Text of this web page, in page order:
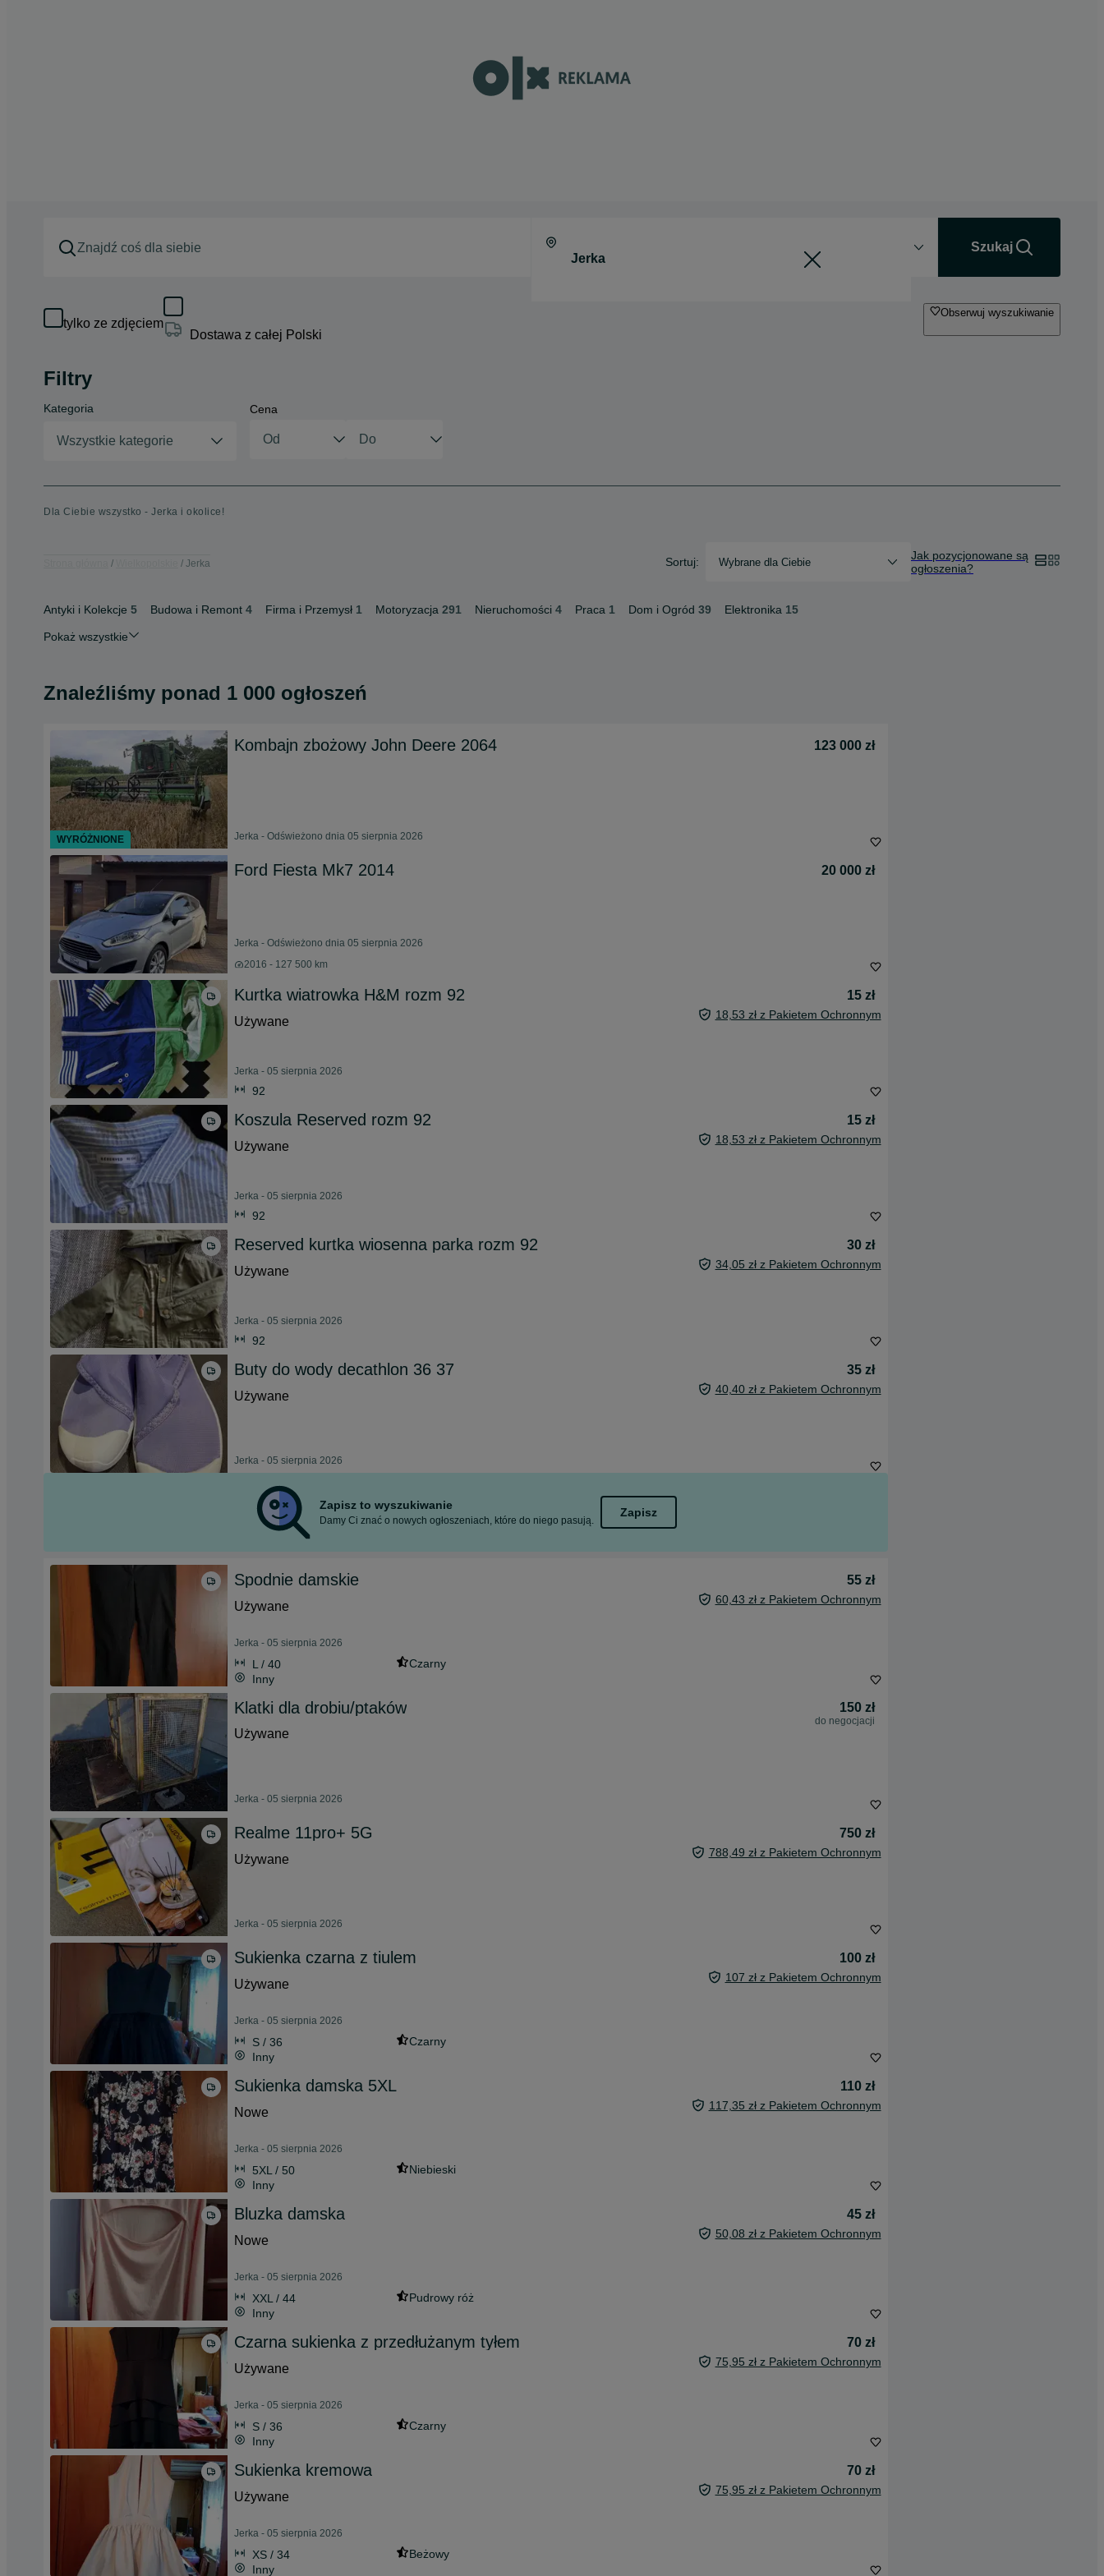
Szukaj
tylko ze zdjęciem
Dostawa z całej Polski
Obserwuj wyszukiwanie
Filtry
Kategoria
Wszystkie kategorie
Cena
Dla Ciebie wszystko - Jerka i okolice!
Jerka Sortuj: Wybrane dla Ciebie
Jak pozycjonowane są
ogłoszenia?
Antyki i Kolekcje 5 Budowa i Remont 4 Firma i Przemysł 1 Motoryzacja 291 Nieruchomości 4 Praca 1 Dom i Ogród 39 Elektronika 15
Pokaż wszystkie
Znaleźliśmy ponad 1 000 ogłoszeń
Kombajn zbożowy John Deere 2064 123 000 zł
Jerka - Odświeżono dnia 05 sierpnia 2026
Ford Fiesta Mk7 2014 20 000 zł
Jerka - Odświeżono dnia 05 sierpnia 2026
2016 - 127 500 km
Kurtka wiatrowka H&M rozm 92
15 zł
Używane
18,53 zł z Pakietem Ochronnym
Jerka - 05 sierpnia 2026
92
Koszula Reserved rozm 92
15 zł
Używane
18,53 zł z Pakietem Ochronnym
Jerka - 05 sierpnia 2026
92
Reserved kurtka wiosenna parka rozm 92
30 zł
Używane
34,05 zł z Pakietem Ochronnym
Jerka - 05 sierpnia 2026
92
Buty do wody decathlon 36 37
35 zł
Używane
40,40 zł z Pakietem Ochronnym
Jerka - 05 sierpnia 2026
Zapisz to wyszukiwanie
Damy Ci znać o nowych ogłoszeniach, które do niego pasują.
Zapisz
Spodnie damskie
55 zł
Używane
60,43 zł z Pakietem Ochronnym
Jerka - 05 sierpnia 2026
L / 40
Czarny
Inny
Klatki dla drobiu/ptaków 150 zł
do negocjacji
Używane
Jerka - 05 sierpnia 2026
Realme 11pro+ 5G
750 zł
Używane
788,49 zł z Pakietem Ochronnym
Jerka - 05 sierpnia 2026
Sukienka czarna z tiulem
100 zł
Używane
107 zł z Pakietem Ochronnym
Jerka - 05 sierpnia 2026
S / 36
Czarny
Inny
Sukienka damska 5XL
110 zł
Nowe
117,35 zł z Pakietem Ochronnym
Jerka - 05 sierpnia 2026
5XL / 50
Niebieski
Inny
Bluzka damska
45 zł
Nowe
50,08 zł z Pakietem Ochronnym
Jerka - 05 sierpnia 2026
XXL / 44
Pudrowy róż
Inny
Czarna sukienka z przedłużanym tyłem
70 zł
Używane
75,95 zł z Pakietem Ochronnym
Jerka - 05 sierpnia 2026
S / 36
Czarny
Inny
Sukienka kremowa
70 zł
Używane
75,95 zł z Pakietem Ochronnym
Jerka - 05 sierpnia 2026
XS / 34
Beżowy
Inny
WYRÓŻNIONE